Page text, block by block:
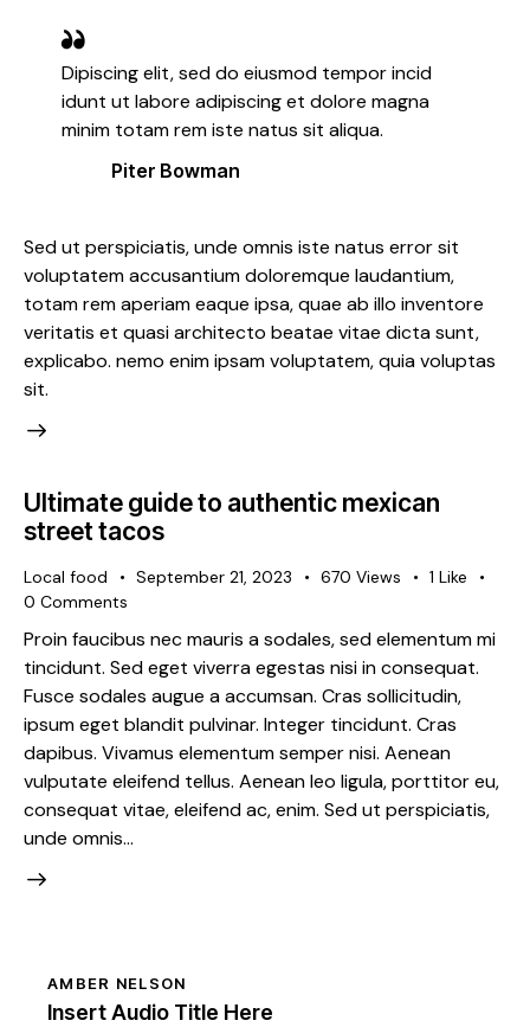
Dipiscing elit, sed do eiusmod tempor incid
idunt ut labore adipiscing et dolore magna
minim totam rem iste natus sit aliqua.
Piter Bowman
Sed ut perspiciatis, unde omnis iste natus error sit
voluptatem accusantium doloremque laudantium,
totam rem aperiam eaque ipsa, quae ab illo inventore
veritatis et quasi architecto beatae vitae dicta sunt,
explicabo. nemo enim ipsam voluptatem, quia voluptas
sit.
Ultimate guide to authentic mexican
street tacos
Local food September 21, 2023 670 Views 1 Like
0 Comments
Proin faucibus nec mauris a sodales, sed elementum mi
tincidunt. Sed eget viverra egestas nisi in consequat.
Fusce sodales augue a accumsan. Cras sollicitudin,
ipsum eget blandit pulvinar. Integer tincidunt. Cras
dapibus. Vivamus elementum semper nisi. Aenean
vulputate eleifend tellus. Aenean leo ligula, porttitor eu,
consequat vitae, eleifend ac, enim. Sed ut perspiciatis,
unde omnis…
AMBER NELSON
Insert Audio Title Here